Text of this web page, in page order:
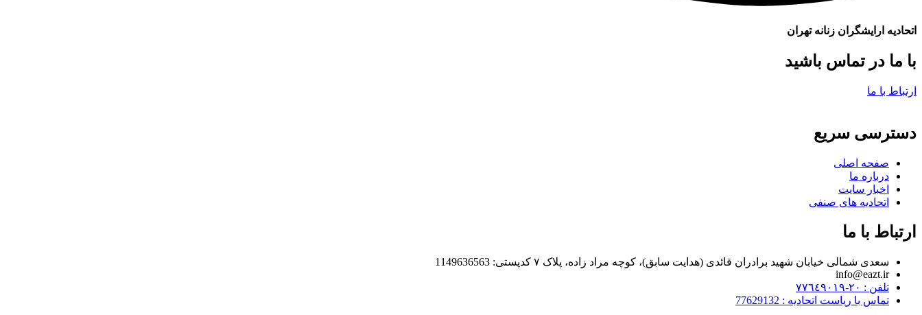
اتحادیه ارایشگران زنانه تهران
با ما در تماس باشید
ارتباط با ما
دسترسی سریع
صفحه اصلی
درباره ما
اخبار سایت
اتحادیه های صنفی
ارتباط با ما
سعدی شمالی خیابان شهید برادران قائدی (هدایت سابق)، کوچه مراد زاده، پلاک ۷ کدپستی: 1149636563
info@eazt.ir
تلفن : ٢٠-٧٧٦٤٩٠١٩
تماس با ریاست اتحادیه : 77629132